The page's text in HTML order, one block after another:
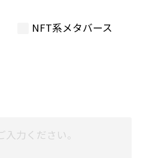
NFT系メタバース